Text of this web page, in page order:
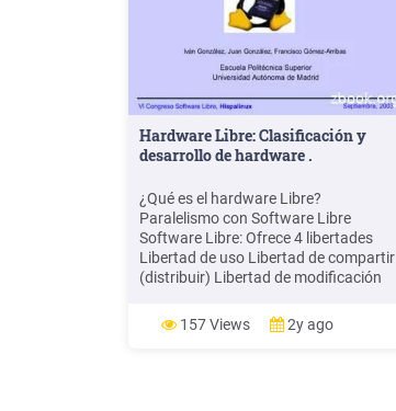
Hardware Libre: Clasificación y
desarrollo de hardware .
¿Qué es el hardware Libre?
Paralelismo con Software Libre
Software Libre: Ofrece 4 libertades
Libertad de uso Libertad de compartir
(distribuir) Libertad de modificación
las modificaciones Hardware libre:
Aspira a ofrecer esas mismas 4
157 Views 2y ago